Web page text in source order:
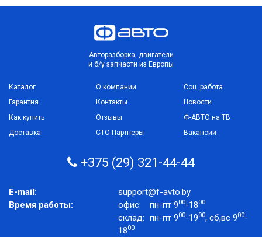
Авторазборка, двигатели
и б/у запчасти из Европы
Каталог
Гарантия
Как купить
Доставка
О компании
Контакты
Отзывы
СТО-Партнеры
Соц. работа
Новости
Ф-АВТО на ТВ
Вакансии
+375 (29) 321-44-44
E-mail:
support@f-avto.by
Время работы:
офис: пн-пт 900-1800
склад: пн-пт 900-1900, сб,вс 900-
1800